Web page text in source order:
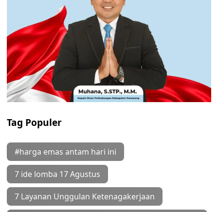
Tag Populer
#harga emas antam hari ini
7 ide lomba 17 Agustus
7 Layanan Unggulan Ketenagakerjaan